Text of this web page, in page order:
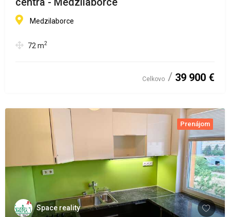
Medzilaborce
72 m2
Celkovo 39 900 €
Prenájom
Space reality